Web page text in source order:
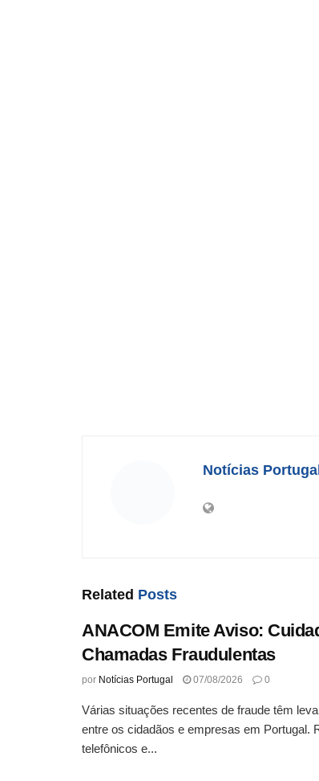
Notícias
Related Posts
ANACOM Emite Aviso:
Chamadas Fraudulentas
por Notícias Portugal 07/08/2026 0
Várias situações recentes de fraude têm
entre os cidadãos e empresas em Portugal.
telefônicos e...